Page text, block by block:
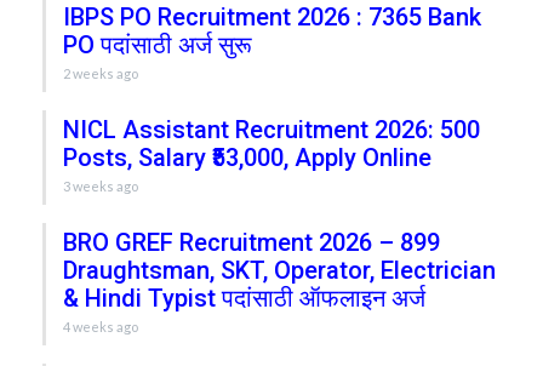
IBPS PO Recruitment 2026 : 7365 Bank
PO पदांसाठी अर्ज सुरू
2 weeks ago
NICL Assistant Recruitment 2026: 500
Posts, Salary ₹53,000, Apply Online
3 weeks ago
BRO GREF Recruitment 2026 – 899
Draughtsman, SKT, Operator, Electrician
& Hindi Typist पदांसाठी ऑफलाइन अर्ज
4 weeks ago